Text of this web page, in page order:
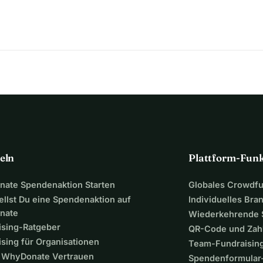
Betrag zweckgebunden in andere private Standorte
von Andreas gefolgt sind.
Spendenaktion Starten
Du eine Spendenaktion auf
Ratgeber
für Organisationen
Vertrauen
Plattform-
Globales
Individuelles
Wiederkehrende
QR-Code und
Team-